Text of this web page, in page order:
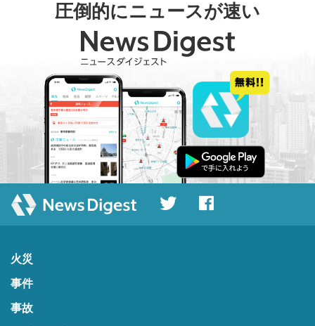
圧倒的にニュースが速い
火災
事件
事故